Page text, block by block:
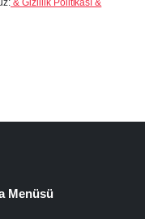
& Gizlilik Politikası &
Menüsü